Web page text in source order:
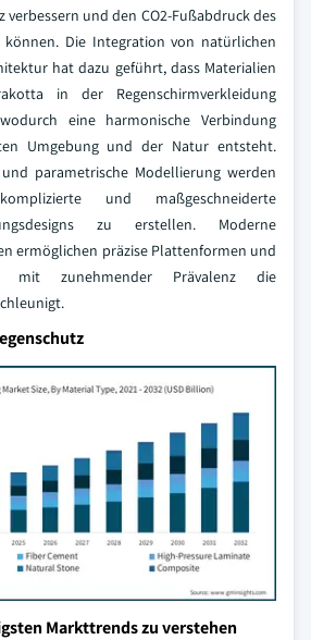
verbessern und den CO2-Fußabdruck des
können. Die Integration von natürlichen
hat dazu geführt, dass Materialien
in der Regenschirmverkleidung
eine harmonische Verbindung
Umgebung und der Natur entsteht.
und parametrische Modellierung werden
und maßgeschneiderte
zu erstellen. Moderne
ermöglichen präzise Plattenformen und
zunehmender Prävalenz die
Markttrends zu verstehen